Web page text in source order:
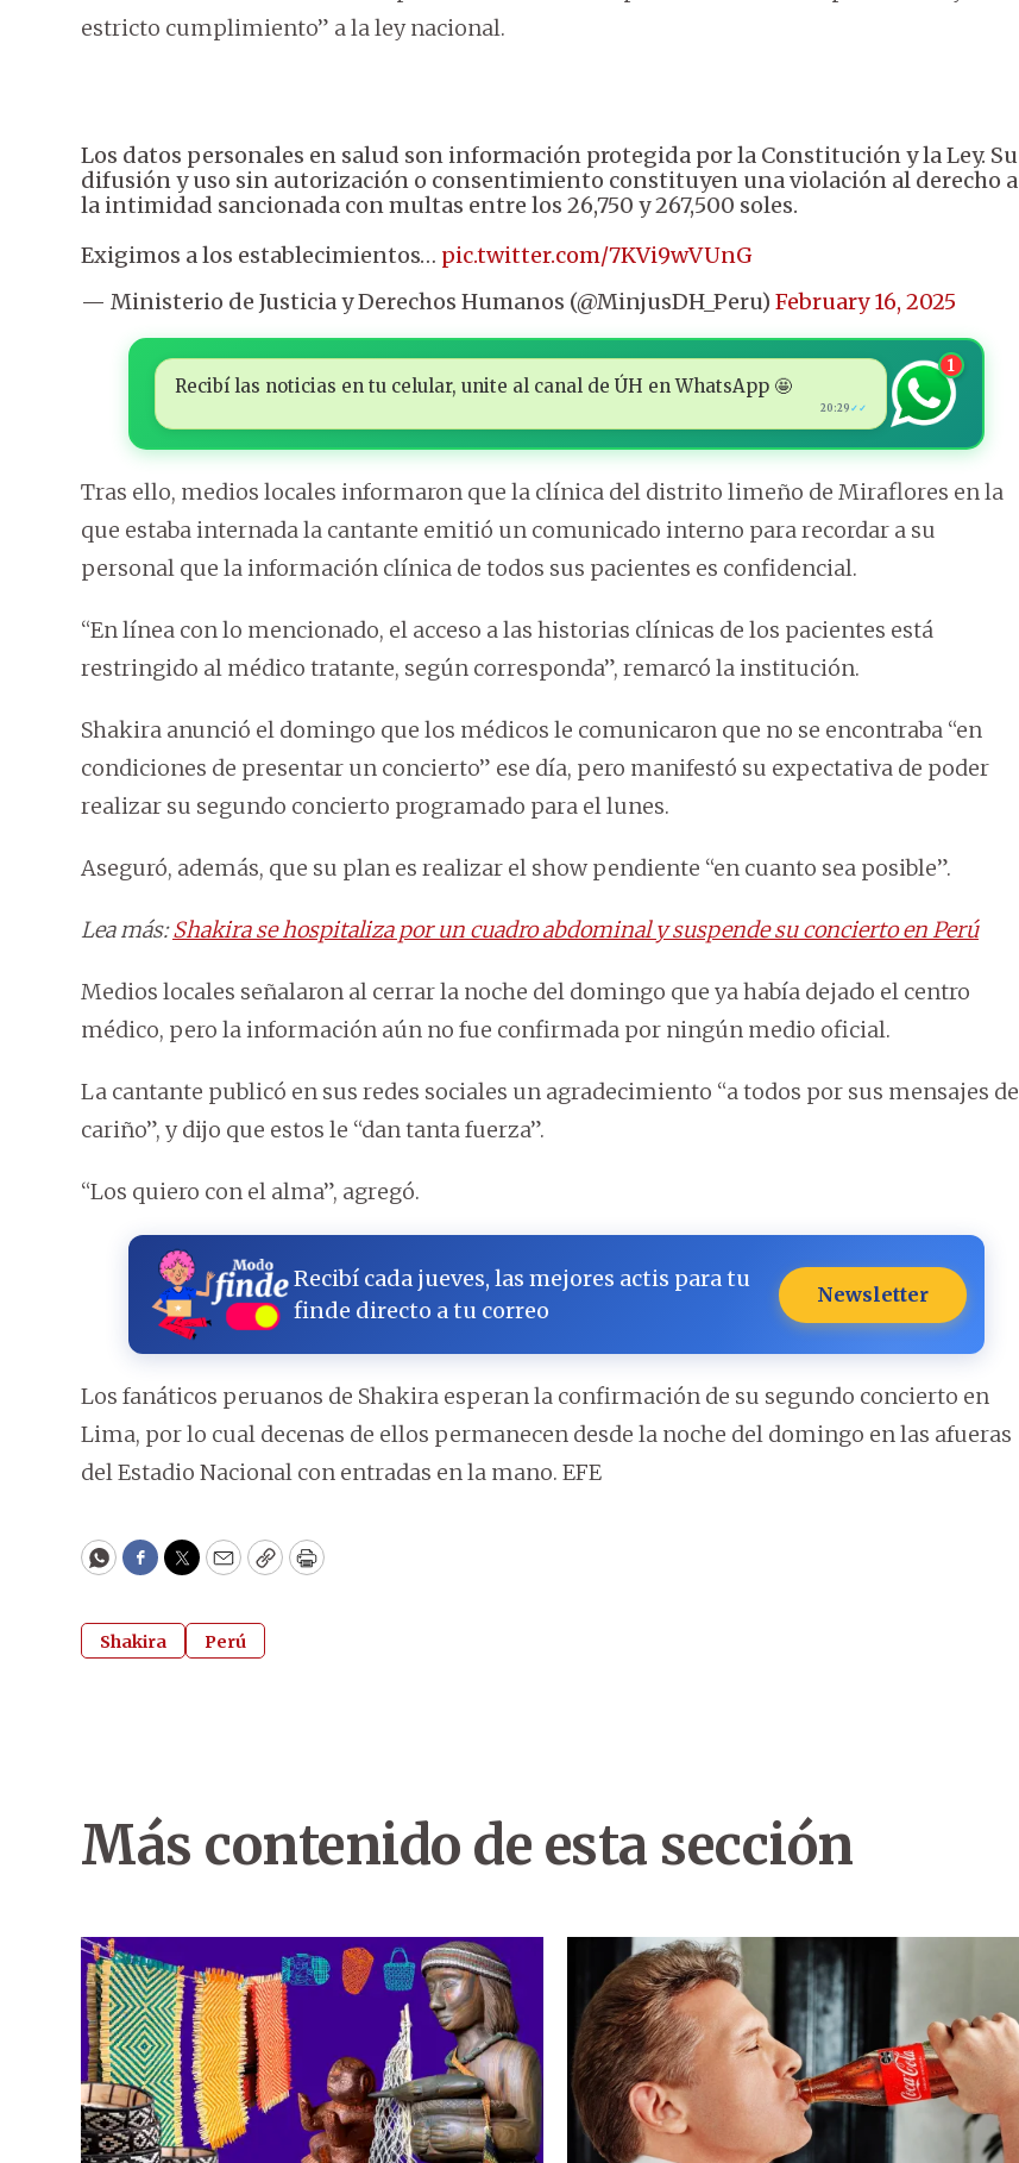
estricto cumplimiento” a la ley nacional.
Los datos personales en salud son información protegida por la Constitución y la Ley. Su
difusión y uso sin autorización o consentimiento constituyen una violación al derecho a
la intimidad sancionada con multas entre los 26,750 y 267,500 soles.
Exigimos a los establecimientos… pic.twitter.com/7KVi9wVUnG
— Ministerio de Justicia y Derechos Humanos (@MinjusDH_Peru) February 16, 2025
Recibí las noticias en tu celular, unite al canal de ÚH en WhatsApp 🤩
20:29 ✓✓
1
Tras ello, medios locales informaron que la clínica del distrito limeño de Miraflores en la
que estaba internada la cantante emitió un comunicado interno para recordar a su
personal que la información clínica de todos sus pacientes es confidencial.
“En línea con lo mencionado, el acceso a las historias clínicas de los pacientes está
restringido al médico tratante, según corresponda”, remarcó la institución.
Shakira anunció el domingo que los médicos le comunicaron que no se encontraba “en
condiciones de presentar un concierto” ese día, pero manifestó su expectativa de poder
realizar su segundo concierto programado para el lunes.
Aseguró, además, que su plan es realizar el show pendiente “en cuanto sea posible”.
Lea más:Shakira se hospitaliza por un cuadro abdominal y suspende su concierto en Perú
Medios locales señalaron al cerrar la noche del domingo que ya había dejado el centro
médico, pero la información aún no fue confirmada por ningún medio oficial.
La cantante publicó en sus redes sociales un agradecimiento “a todos por sus mensajes de
cariño”, y dijo que estos le “dan tanta fuerza”.
“Los quiero con el alma”, agregó.
Recibí cada jueves, las mejores actis para tu
finde directo a tu correo
Newsletter
Los fanáticos peruanos de Shakira esperan la confirmación de su segundo concierto en
Lima, por lo cual decenas de ellos permanecen desde la noche del domingo en las afueras
del Estadio Nacional con entradas en la mano. EFE
WhatsApp
Facebook
Twitter
EmailCopyPrint
Shakira Perú
Más contenido de esta sección